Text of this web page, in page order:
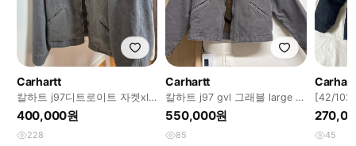
Carhartt
칼하트 j97디트로이트 자켓xl
gvl
400,000원
228
Carhartt
칼하트 j97 gvl 그래블 large 라
지 황금 사이즈 ㄴ
550,000원
85
⁠[42/
하트
45